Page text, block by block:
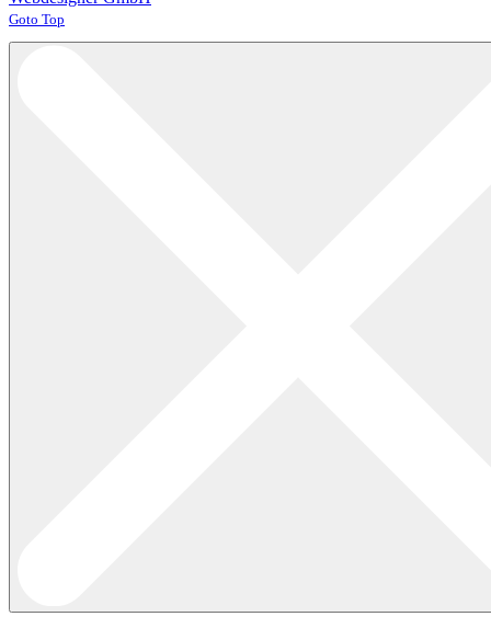
Joomla! 3 Templates
Goto Top